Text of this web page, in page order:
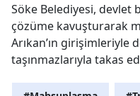
Söke Belediyesi, devlet
çözüme kavuşturarak
Arıkan’ın girişimleriyle
taşınmazlarıyla takas